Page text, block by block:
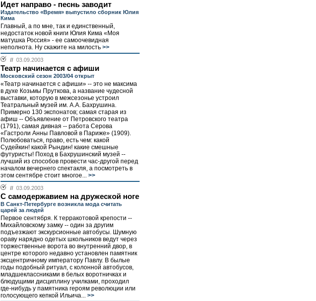
Идет направо - песнь заводит
Издательство «Время» выпустило сборник Юлия
Кима
Главный, а по мне, так и единственный,
недостаток новой книги Юлия Кима «Моя
матушка Россия» - ее самоочевидная
неполнота. Ну скажите на милость >>
// 03.09.2003
Театр начинается с афиши
Московский сезон 2003/04 открыт
«Театр начинается с афиши» -- это не максима
в духе Козьмы Пруткова, а название чудесной
выставки, которую в межсезонье устроил
Театральный музей им. А.А. Бахрушина.
Примерно 130 экспонатов; самая старая из
афиш -- Объявление от Петровского театра
(1791), самая дивная -- работа Серова
«Гастроли Анны Павловой в Париже» (1909).
Полюбоваться, право, есть чем: какой
Судейкин! какой Рындин! какие смешные
футуристы! Поход в Бахрушинский музей --
лучший из способов провести час-другой перед
началом вечернего спектакля, а посмотреть в
этом сентябре стоит многое... >>
// 03.09.2003
С самодержавием на дружеской ноге
В Санкт-Петербурге возникла мода считать
царей за людей
Первое сентября. К терракотовой крепости --
Михайловскому замку -- один за другим
подъезжают экскурсионные автобусы. Шумную
ораву нарядно одетых школьников ведут через
торжественные ворота во внутренний двор, в
центре которого недавно установлен памятник
эксцентричному императору Павлу. В былые
годы подобный ритуал, с колонной автобусов,
младшеклассниками в белых воротничках и
блюдущими дисциплину училками, проходил
где-нибудь у памятника героям революции или
голосующего кепкой Ильича... >>